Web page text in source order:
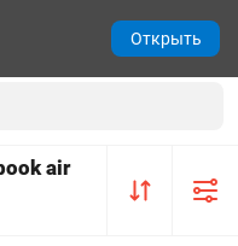
air
Открыть